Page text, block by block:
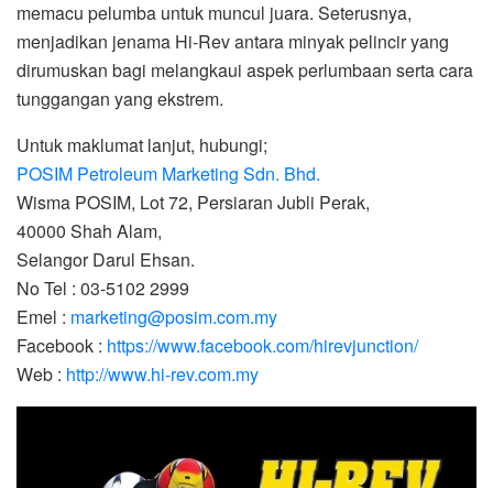
memacu pelumba untuk muncul juara. Seterusnya,
menjadikan jenama Hi-Rev antara minyak pelincir yang
dirumuskan bagi melangkaui aspek perlumbaan serta cara
tunggangan yang ekstrem.
Untuk maklumat lanjut, hubungi;
POSIM Petroleum Marketing Sdn. Bhd.
Wisma POSIM, Lot 72, Persiaran Jubli Perak,
40000 Shah Alam,
Selangor Darul Ehsan.
No Tel : 03-5102 2999
Emel : marketing@posim.com.my
Facebook : https://www.facebook.com/hirevjunction/
Web : http://www.hi-rev.com.my